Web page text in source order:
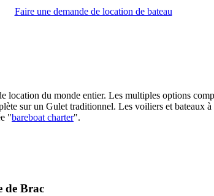
Faire une demande de location de bateau
location du monde entier. Les multiples options
sur un Gulet traditionnel. Les voiliers et bateaux
"bareboat charter".
de Brac